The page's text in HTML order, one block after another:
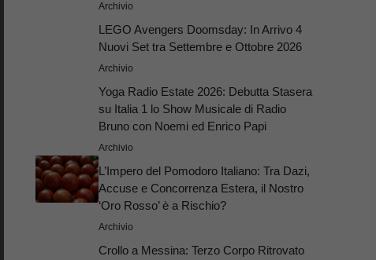
Archivio
LEGO Avengers Doomsday: In Arrivo 4
Nuovi Set tra Settembre e Ottobre 2026
Archivio
Yoga Radio Estate 2026: Debutta Stasera
su Italia 1 lo Show Musicale di Radio
Bruno con Noemi ed Enrico Papi
Archivio
L’Impero del Pomodoro Italiano: Tra Dazi,
Accuse e Concorrenza Estera, il Nostro
‘Oro Rosso’ è a Rischio?
Archivio
Crollo a Messina: Terzo Corpo Ritrovato